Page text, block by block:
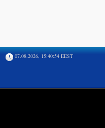
07.08.2026, 15:40:54 EEST